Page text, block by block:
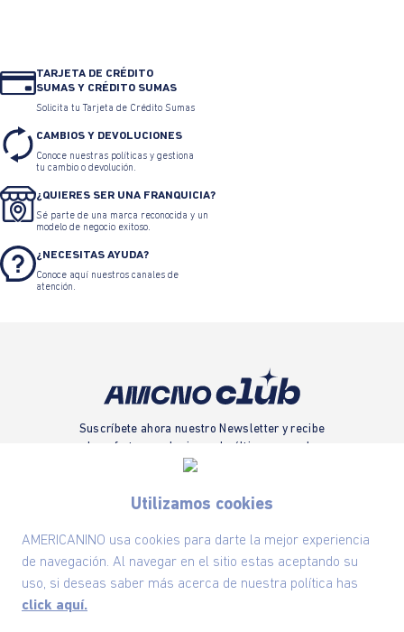
Utilizamos cookies
AMERICANINO usa cookies para darte la mejor experiencia
de navegación. Al navegar en el sitio estas aceptando su
uso, si deseas saber más acerca de nuestra política has
click aquí.
TARJETA DE CRÉDITO
SUMAS Y CRÉDITO SUMAS
Solicita tu Tarjeta de Crédito Sumas
CAMBIOS Y DEVOLUCIONES
Conoce nuestras políticas y gestiona
tu cambio o devolución.
¿QUIERES SER UNA FRANQUICIA?
Sé parte de una marca reconocida y un
modelo de negocio exitoso.
¿NECESITAS AYUDA?
Conoce aquí nuestros canales de
atención.
Suscríbete ahora nuestro Newsletter y recibe
Nuestra Marca